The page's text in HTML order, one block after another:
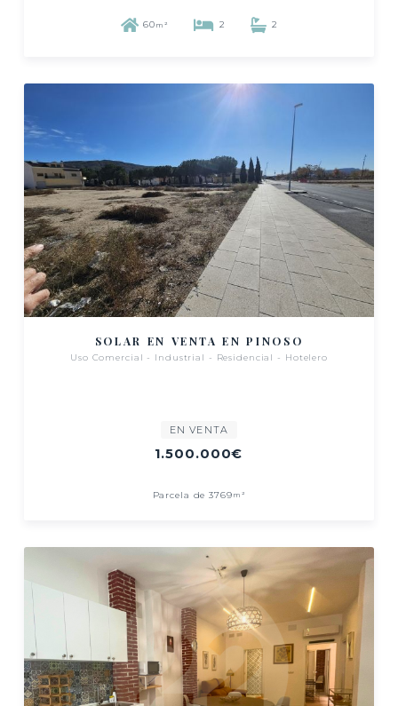
60 m² 2 2
SOLAR EN VENTA EN PINOSO
Uso Comercial - Industrial - Residencial - Hotelero
EN VENTA
1.500.000€
Parcela de 3769 m²